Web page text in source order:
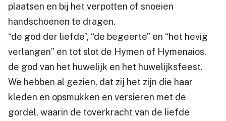
plaatsen en bij het verpotten of snoeien
handschoenen te dragen.
“de god der liefde”, “de begeerte” en “het hevig
verlangen” en tot slot de Hymen of Hymenaios,
de god van het huwelijk en het huwelijksfeest.
We hebben al gezien, dat zij het zijn die haar
kleden en opsmukken en versieren met de
gordel, waarin de toverkracht van de liefde